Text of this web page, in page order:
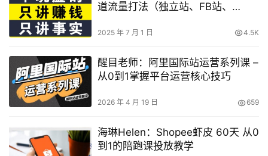
道流量打法（独立站、FB站、
营销）
2025 年 7 月 1 日 4.5K
醒目老师：阿里国际站运营系列课 –
从0到1掌握平台运营核心技巧
2026 年 4 月 19 日 659
海琳Helen：Shopee虾皮 60天 从0
到1的陪跑课投放教学